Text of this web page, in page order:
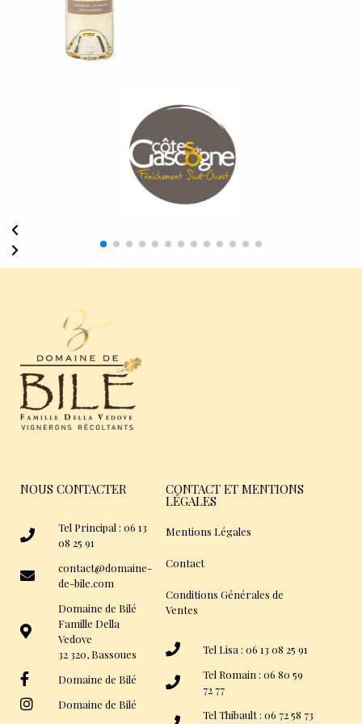
NOUS CONTACTER
Tel Principal : 06 13
08 25 91
contact@domaine-
de-bile.com
Domaine de Bilé
Famille Della
Vedove
32 320, Bassoues
Domaine de Bilé
Domaine de Bilé
CONTACT ET MENTIONS
LÉGALES
Mentions Légales
Contact
Conditions Générales de
Ventes
Tel Lisa : 06 13 08 25 91
Tel Romain : 06 80 59
72 77
Tel Thibault : 06 72 58 73